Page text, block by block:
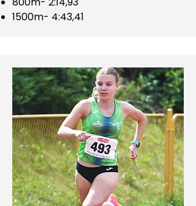
1500m- 4:43,41